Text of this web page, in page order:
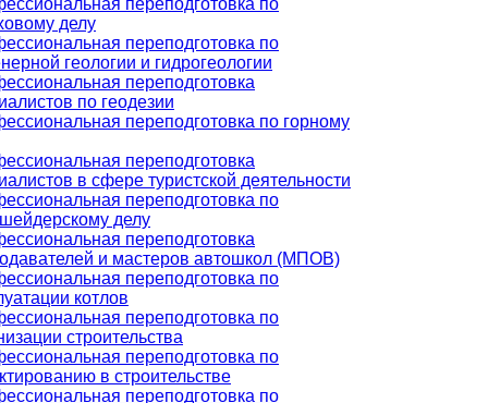
делу
переподготовка по
геологии и гидрогеологии
переподготовка
по геодезии
переподготовка по горному
переподготовка
в сфере туристской деятельности
переподготовка по
делу
переподготовка
и мастеров автошкол (МПОВ)
переподготовка по
котлов
переподготовка по
строительства
переподготовка по
в строительстве
переподготовка по